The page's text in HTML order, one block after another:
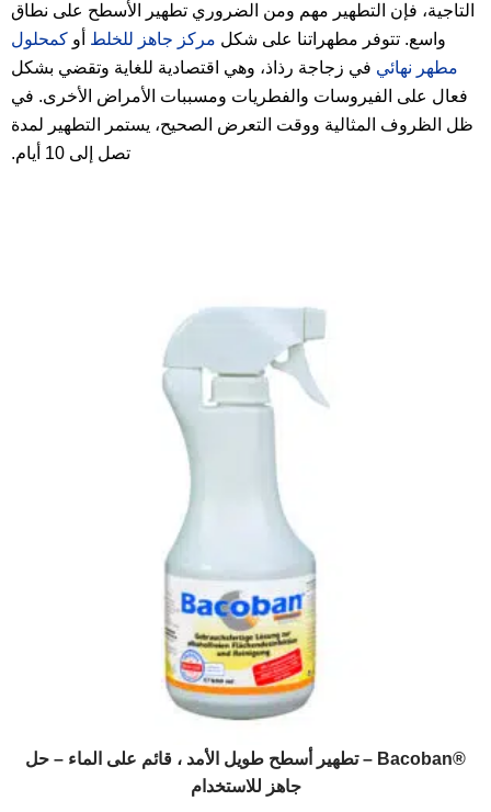
التاجية، فإن التطهير مهم ومن الضروري تطهير الأسطح على نطاق
واسع. تتوفر مطهراتنا على شكل مركز جاهز للخلط أو كمحلول
مطهر نهائي في زجاجة رذاذ، وهي اقتصادية للغاية وتقضي بشكل
فعال على الفيروسات والفطريات ومسببات الأمراض الأخرى. في
ظل الظروف المثالية ووقت التعرض الصحيح، يستمر التطهير لمدة
تصل إلى 10 أيام.
®Bacoban – تطهير أسطح طويل الأمد ، قائم على الماء – حل
جاهز للاستخدام